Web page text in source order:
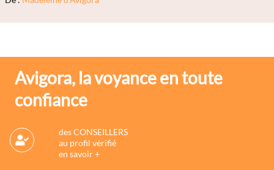
Avigora, la voyance en toute
confiance
des CONSEILLERS
au profil vérifié
en savoir +